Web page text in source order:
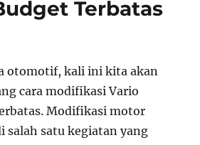
Terbatas
otomotif, kali ini kita akan
cara modifikasi Vario
Modifikasi motor
salah satu kegiatan yang